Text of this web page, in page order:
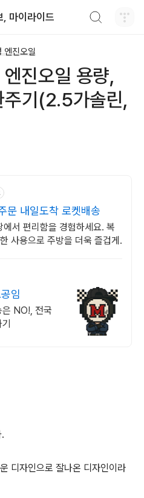
, 마이라이드
엔진오일
진오일 용량,
기(2.5가솔린,
문 내일도착 로켓배송
서 편리함을 경험하세요. 복
사용으로 주방을 더욱 즐겁게.
임
NO!, 전국
디자인으로 잘나온 디자인이라